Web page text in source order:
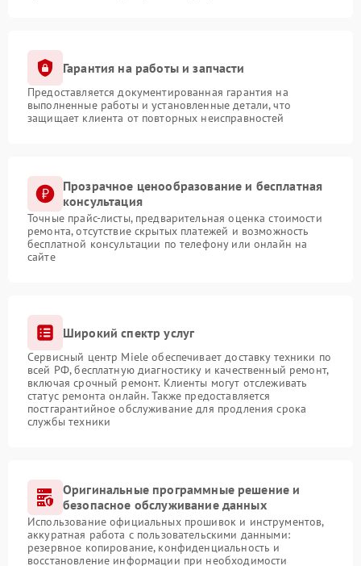
Гарантия на работы и запчасти
Предоставляется документированная гарантия на
выполненные работы и установленные детали, что
защищает клиента от повторных неисправностей
Прозрачное ценообразование и бесплатная
консультация
Точные прайс-листы, предварительная оценка стоимости
ремонта, отсутствие скрытых платежей и возможность
бесплатной консультации по телефону или онлайн на
сайте
Широкий спектр услуг
Сервисный центр Miele обеспечивает доставку техники по
всей РФ, бесплатную диагностику и качественный ремонт,
включая срочный ремонт. Клиенты могут отслеживать
статус ремонта онлайн. Также предоставляется
постгарантийное обслуживание для продления срока
службы техники
Оригинальные программные решение и
безопасное обслуживание данных
Использование официальных прошивок и инструментов,
аккуратная работа с пользовательскими данными:
резервное копирование, конфиденциальность и
восстановление информации при необходимости